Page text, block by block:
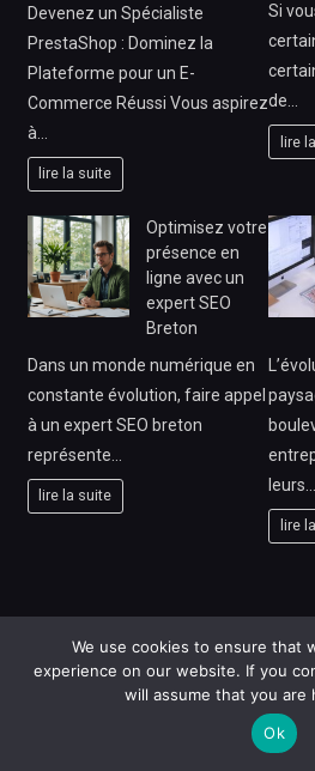
Devenez un Spécialiste
PrestaShop : Dominez la
Plateforme pour un E-
Commerce Réussi Vous aspirez
à…
lire la suite
Si
de…
lire
Optimisez votre
présence en
ligne avec un
expert SEO
Breton
Dans un monde numérique en
constante évolution, faire appel
à un expert SEO breton
représente…
lire la suite
leurs…
lire
Maison et jardin
: les
indispensables
à avoir chez soi
We use cookies to ensure that
experience on our website. If you
will assume that you are
Ok